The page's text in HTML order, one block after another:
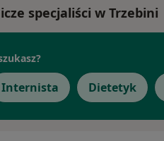
specjaliści w Trzebini
Internista Dietetyk